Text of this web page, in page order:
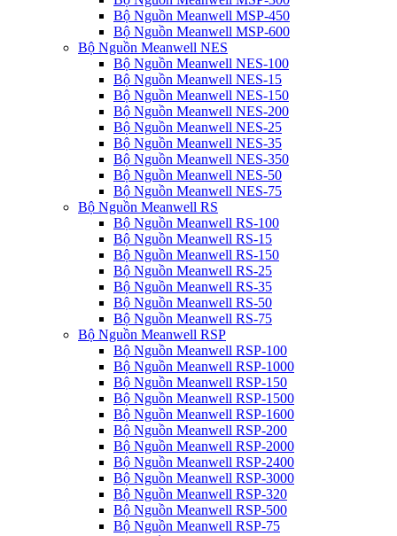
Bộ Nguồn Meanwell MSP-450
Bộ Nguồn Meanwell MSP-600
Bộ Nguồn Meanwell NES
Bộ Nguồn Meanwell NES-100
Bộ Nguồn Meanwell NES-15
Bộ Nguồn Meanwell NES-150
Bộ Nguồn Meanwell NES-200
Bộ Nguồn Meanwell NES-25
Bộ Nguồn Meanwell NES-35
Bộ Nguồn Meanwell NES-350
Bộ Nguồn Meanwell NES-50
Bộ Nguồn Meanwell NES-75
Bộ Nguồn Meanwell RS
Bộ Nguồn Meanwell RS-100
Bộ Nguồn Meanwell RS-15
Bộ Nguồn Meanwell RS-150
Bộ Nguồn Meanwell RS-25
Bộ Nguồn Meanwell RS-35
Bộ Nguồn Meanwell RS-50
Bộ Nguồn Meanwell RS-75
Bộ Nguồn Meanwell RSP
Bộ Nguồn Meanwell RSP-100
Bộ Nguồn Meanwell RSP-1000
Bộ Nguồn Meanwell RSP-150
Bộ Nguồn Meanwell RSP-1500
Bộ Nguồn Meanwell RSP-1600
Bộ Nguồn Meanwell RSP-200
Bộ Nguồn Meanwell RSP-2000
Bộ Nguồn Meanwell RSP-2400
Bộ Nguồn Meanwell RSP-3000
Bộ Nguồn Meanwell RSP-320
Bộ Nguồn Meanwell RSP-500
Bộ Nguồn Meanwell RSP-75